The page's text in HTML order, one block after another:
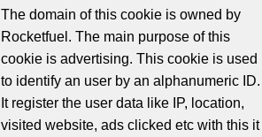
The domain of this cookie is owned by
Rocketfuel. The main purpose of this
cookie is advertising. This cookie is used
to identify an user by an alphanumeric ID.
It register the user data like IP, location,
visited website, ads clicked etc with this it